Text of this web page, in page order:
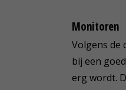
Monitoren
Volgens de
bij een
erg wordt.